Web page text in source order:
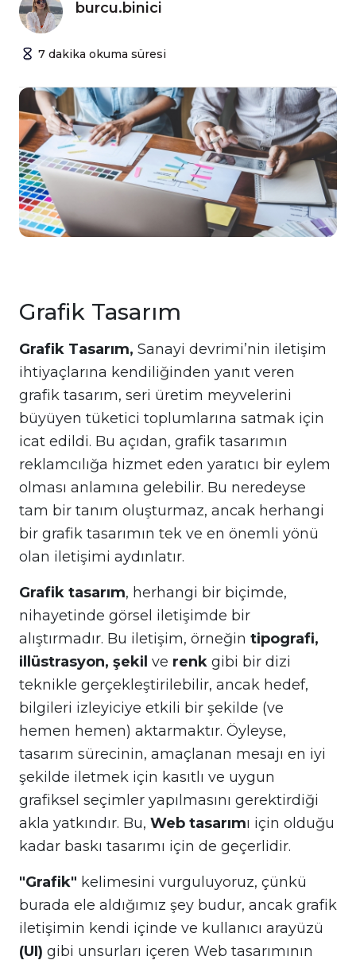
burcu.binici
7 dakika okuma süresi
Grafik Tasarım
Grafik Tasarım, Sanayi devrimi’nin iletişim
ihtiyaçlarına kendiliğinden yanıt veren
grafik tasarım, seri üretim meyvelerini
büyüyen tüketici toplumlarına satmak için
icat edildi. Bu açıdan, grafik tasarımın
reklamcılığa hizmet eden yaratıcı bir eylem
olması anlamına gelebilir. Bu neredeyse
tam bir tanım oluşturmaz, ancak herhangi
bir grafik tasarımın tek ve en önemli yönü
olan iletişimi aydınlatır.
Grafik tasarım, herhangi bir biçimde,
nihayetinde görsel iletişimde bir
alıştırmadır. Bu iletişim, örneğin tipografi,
illüstrasyon, şekil ve renk gibi bir dizi
teknikle gerçekleştirilebilir, ancak hedef,
bilgileri izleyiciye etkili bir şekilde (ve
hemen hemen) aktarmaktır. Öyleyse,
tasarım sürecinin, amaçlanan mesajı en iyi
şekilde iletmek için kasıtlı ve uygun
grafiksel seçimler yapılmasını gerektirdiği
akla yatkındır. Bu, Web tasarımı için olduğu
kadar baskı tasarımı için de geçerlidir.
"Grafik" kelimesini vurguluyoruz, çünkü
burada ele aldığımız şey budur, ancak grafik
iletişimin kendi içinde ve kullanıcı arayüzü
(UI) gibi unsurları içeren Web tasarımının